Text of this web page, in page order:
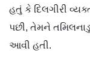
હતું કે દિલગીરી
પછી, તેમને
આવી હતી.